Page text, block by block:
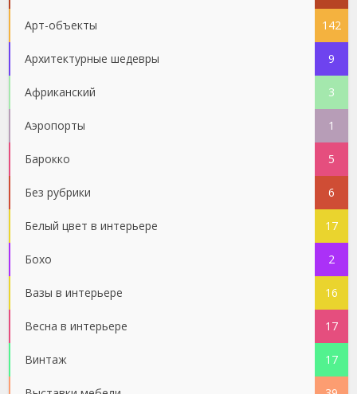
Арт-объекты 142
Архитектурные шедевры 9
Африканский 3
Аэропорты 1
Барокко 5
Без рубрики 6
Белый цвет в интерьере 17
Бохо 2
Вазы в интерьере 16
Весна в интерьере 17
Винтаж 17